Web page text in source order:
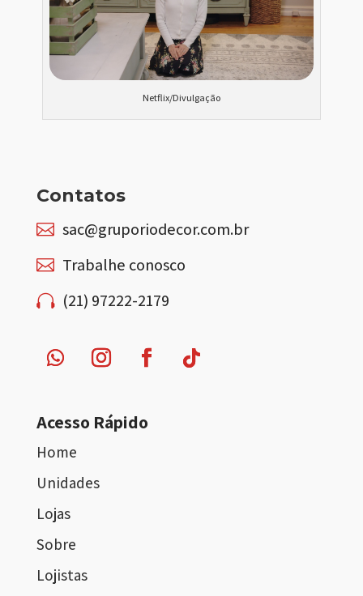
Netflix/Divulgação
Contatos
 sac@gruporiodecor.com.br
 Trabalhe conosco
 (21) 97222-2179
Acesso Rápido
Home
Unidades
Lojas
Sobre
Lojistas